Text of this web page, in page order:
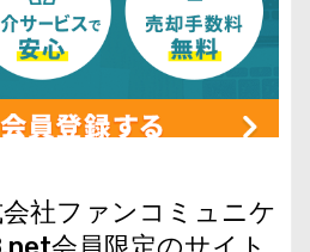
会社ファンコミュニケ